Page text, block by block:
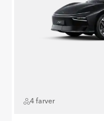
4 farver